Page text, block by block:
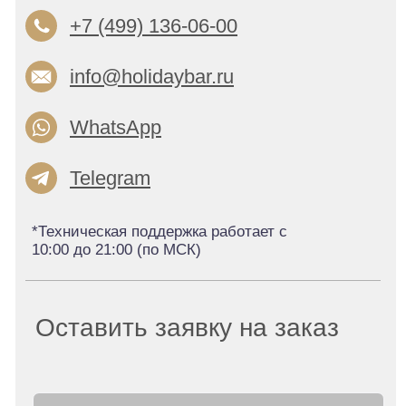
Каталог
Бизнес-сувениры и
мерч
Контакты
г. Москва, Пакгаузное
Политика конфиденциальности
Публичная оферта
ОГРНИП 311774613900241